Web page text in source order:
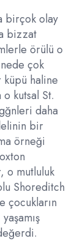
birçok olay
bizzat
örülü o
çok
haline
kutsal St.
daha
bir
örneği
o mutluluk
Shoreditch
çocukların